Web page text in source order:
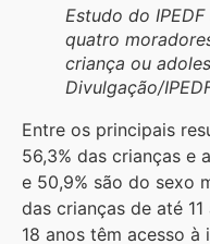
Estudo do
quatro
criança ou
Divulgação/
Entre os principais
56,3% das crianças e
e 50,9% são do sexo
das crianças de até
18 anos têm acesso à